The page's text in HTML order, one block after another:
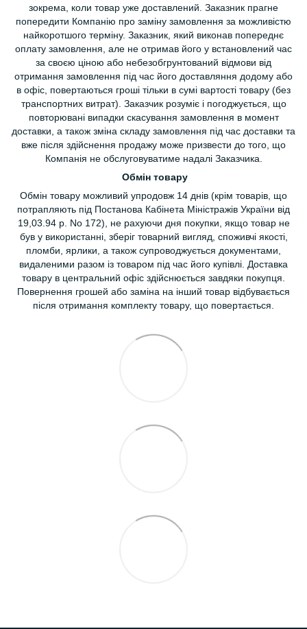
зокрема, коли товар уже доставлений. Заказник прагне
попередити Компанію про заміну замовлення за можливістю
найкоротшого терміну. Заказник, який виконав попереднє
оплату замовлення, але не отримав його у встановлений час
за своєю ціною або небезобгрунтований відмови від
отримання замовлення під час його доставляння додому або
в офіс, повертаються гроші тільки в сумі вартості товару (без
транспортних витрат). Заказчик розуміє і погоджується, що
повторювані випадки скасування замовлення в момент
доставки, а також зміна складу замовлення під час доставки та
вже після здійснення продажу може призвести до того, що
Компанія не обслуговуватиме надалі Заказчика.
Обмін товару
Обмін товару можливий упродовж 14 днів (крім товарів, що
потрапляють під Постанова Кабінета Міністражів України від
19,03.94 р. No 172), не рахуючи дня покупки, якщо товар не
був у використанні, зберіг товарний вигляд, споживчі якості,
пломби, ярлики, а також супроводжується документами,
видаленими разом із товаром під час його купівлі. Доставка
товару в центральний офіс здійснюється завдяки покупця.
Повернення грошей або заміна на інший товар відбувається
після отримання комплекту товару, що повертається.